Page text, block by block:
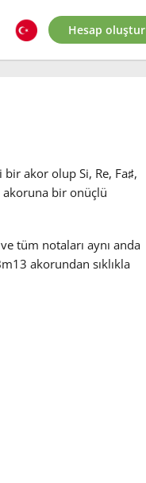
Hesap oluştur
bir akor olup Si, Re, Fa♯,
bir onüçlü
tüm notaları aynı anda
akorundan sıklıkla